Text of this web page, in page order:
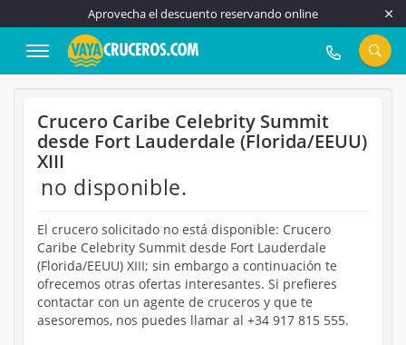
Aprovecha el descuento reservando online
917 815 555
Crucero Caribe Celebrity Summit
desde Fort Lauderdale (Florida/EEUU)
XIII
no disponible.
El crucero solicitado no está disponible: Crucero
Caribe Celebrity Summit desde Fort Lauderdale
(Florida/EEUU) XIII; sin embargo a continuación te
ofrecemos otras ofertas interesantes. Si prefieres
contactar con un agente de cruceros y que te
asesoremos, nos puedes llamar al +34 917 815 555.